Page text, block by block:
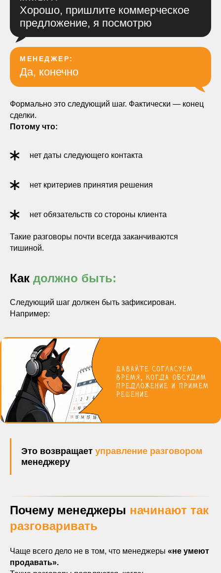
Хорошо, пришлите коммерческое
предложение, я посмотрю
МЕНЕДЖЕР:
Да, конечно
Формально это следующий шаг. Фактически — конец
сделки.
Потому что:
нет даты следующего контакта
нет критериев принятия решения
нет обязательств со стороны клиента
Такие разговоры почти всегда заканчиваются
тишиной.
Как должно быть:
Следующий шаг должен быть зафиксирован.
Например:
Это возвращает управление разговором
менеджеру
Почему менеджеры начинают так
разговаривать
Чаще всего дело не в том, что менеджеры «не умеют
продавать».